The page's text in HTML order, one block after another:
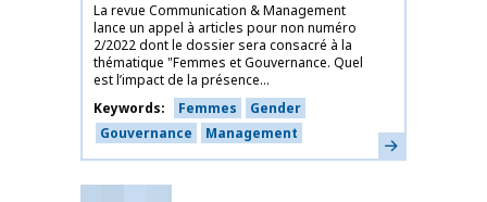
La revue Communication & Management
lance un appel à articles pour non numéro
2/2022 dont le dossier sera consacré à la
thématique "Femmes et Gouvernance. Quel
est l’impact de la présence...
Keywords
Femmes
Gender
Gouvernance
Management Learn more